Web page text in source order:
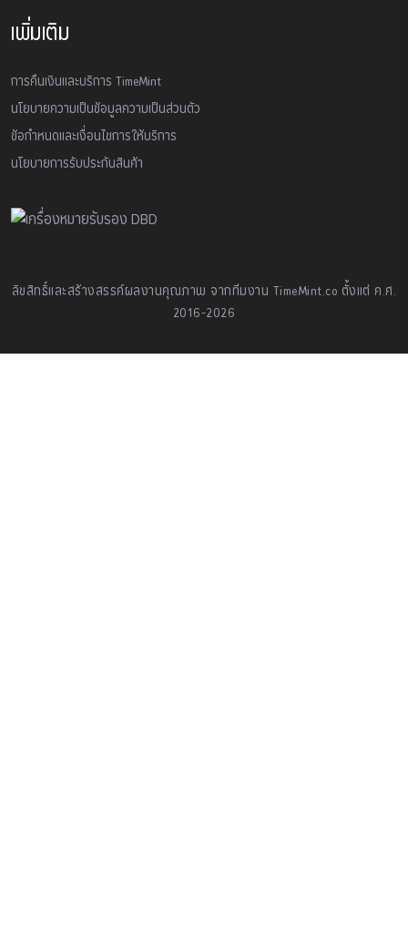
เพิ่มเติม
การคืนเงินและบริการ TimeMint
นโยบายความเป็นข้อมูลความเป็นส่วนตัว
ข้อกำหนดและเงื่อนไขการให้บริการ
นโยบายการรับประกันสินค้า
ลิขสิทธิ์และสร้างสรรค์ผลงานคุณภาพ จากทีมงาน TimeMint.co ตั้งแต่ ค.ศ.
2016-2026